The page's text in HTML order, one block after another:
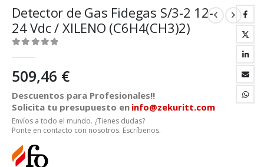
Detector de Gas Fidegas S/3-2 12-
24 Vdc / XILENO (C6H4(CH3)2)
509,46 €
Descuentos para Profesionales!!
Solicita tu presupuesto en info@zekuritt.com
Envíos a todo el mundo. ¿Tienes dudas?
Ponte en contacto con nosotros. Escríbenos.